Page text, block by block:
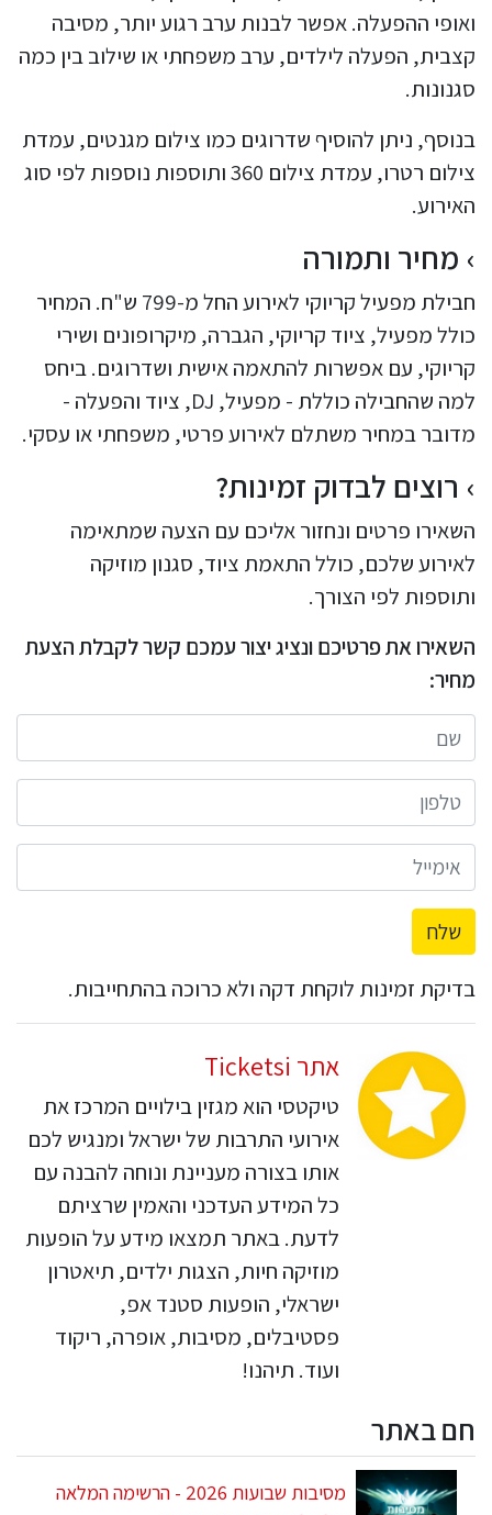
ואופי ההפעלה. אפשר לבנות ערב רגוע יותר, מסיבה
קצבית, הפעלה לילדים, ערב משפחתי או שילוב בין כמה
סגנונות.
בנוסף, ניתן להוסיף שדרוגים כמו צילום מגנטים, עמדת
צילום רטרו, עמדת צילום 360 ותוספות נוספות לפי סוג
האירוע.
מחיר ותמורה
חבילת מפעיל קריוקי לאירוע החל מ-799 ש"ח. המחיר
כולל מפעיל, ציוד קריוקי, הגברה, מיקרופונים ושירי
קריוקי, עם אפשרות להתאמה אישית ושדרוגים. ביחס
למה שהחבילה כוללת - מפעיל, DJ, ציוד והפעלה -
מדובר במחיר משתלם לאירוע פרטי, משפחתי או עסקי.
רוצים לבדוק זמינות?
השאירו פרטים ונחזור אליכם עם הצעה שמתאימה
לאירוע שלכם, כולל התאמת ציוד, סגנון מוזיקה
ותוספות לפי הצורך.
השאירו את פרטיכם ונציג יצור עמכם קשר לקבלת הצעת
מחיר:
שלח
בדיקת זמינות לוקחת דקה ולא כרוכה בהתחייבות.
אתר Ticketsi
טיקטסי הוא מגזין בילויים המרכז את
אירועי התרבות של ישראל ומנגיש לכם
אותו בצורה מעניינת ונוחה להבנה עם
כל המידע העדכני והאמין שרציתם
לדעת. באתר תמצאו מידע על הופעות
מוזיקה חיות, הצגות ילדים, תיאטרון
ישראלי, הופעות סטנד אפ,
פסטיבלים, מסיבות, אופרה, ריקוד
ועוד. תיהנו!
חם באתר
מסיבות שבועות 2026 - הרשימה המלאה